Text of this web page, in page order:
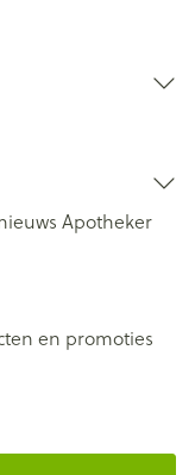
Apotheker
en promoties